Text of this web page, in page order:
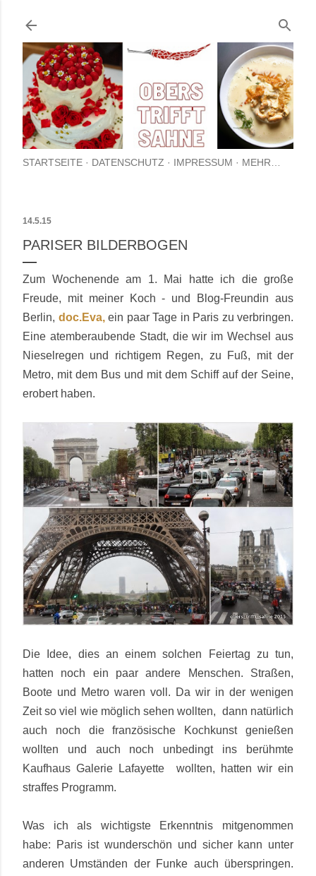
STARTSEITE DATENSCHUTZ IMPRESSUM MEHR…
14.5.15
PARISER BILDERBOGEN
Zum Wochenende am 1. Mai hatte ich die große
Freude, mit meiner Koch - und Blog-Freundin aus
Berlin, doc.Eva, ein paar Tage in Paris zu verbringen.
Eine atemberaubende Stadt, die wir im Wechsel aus
Nieselregen und richtigem Regen, zu Fuß, mit der
Metro, mit dem Bus und mit dem Schiff auf der Seine,
erobert haben.
Die Idee, dies an einem solchen Feiertag zu tun,
hatten noch ein paar andere Menschen. Straßen,
Boote und Metro waren voll. Da wir in der wenigen
Zeit so viel wie möglich sehen wollten, dann natürlich
auch noch die französische Kochkunst genießen
wollten und auch noch unbedingt ins berühmte
Kaufhaus Galerie Lafayette wollten, hatten wir ein
straffes Programm.
Was ich als wichtigste Erkenntnis mitgenommen
habe: Paris ist wunderschön und sicher kann unter
anderen Umständen der Funke auch überspringen.